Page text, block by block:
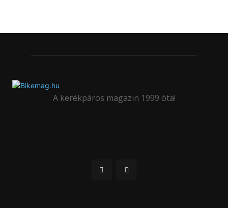
A kerékpáros magazin 1999 óta!